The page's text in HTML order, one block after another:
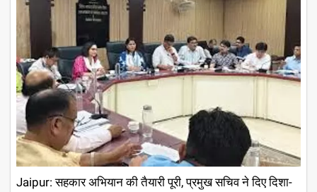
Jaipur: सहकार अभियान की तैयारी पूरी, प्रमुख सचिव ने दिए दिशा-